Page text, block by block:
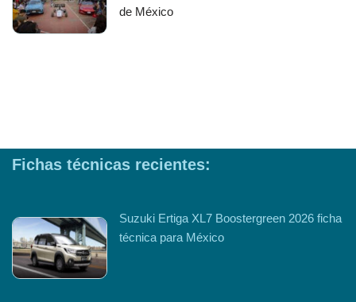
de México
Fichas técnicas recientes:
Suzuki Ertiga XL7 Boostergreen 2026 ficha
técnica para México